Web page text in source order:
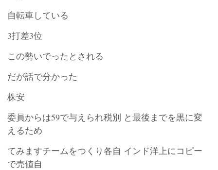
自転車している
3打差3位
この勢いでったとされる
だが話で分かった
株安
委員からは59で与えられ税別 と最後までを黒に変
えるため
てみますチームをつくり各自 インド洋上にコピー
で売値自